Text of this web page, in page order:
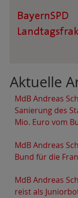
Aktuelle
MdB Andreas
Sanierung des
Mio. Euro vom
MdB Andreas
Bund für die
MdB Andreas
reist als